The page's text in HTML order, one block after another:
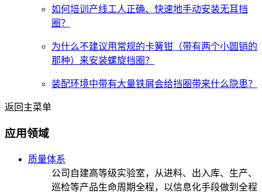
如何培训产线工人正确、快速地手动安装无耳挡
圈？
为什么不建议用常规的卡簧钳（带有两个小圆销的
那种）来安装螺旋挡圈？
装配环境中带有大量铁屑会给挡圈带来什么隐患？
返回主菜单
应用领域
质量体系
公司自建高等级实验室，从进料、出入库、生产、
巡检等产品生命周期全程，以信息化手段做到全程